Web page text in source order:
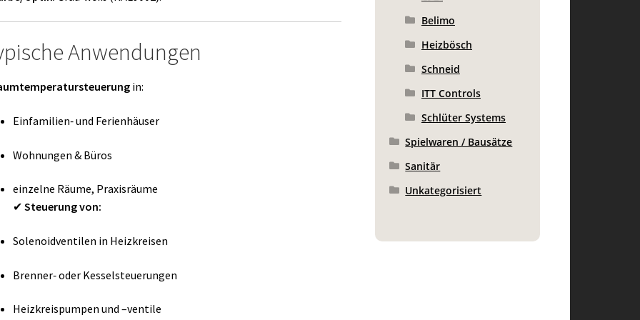
Anwendungen
in:
Einfamilien‑ und Ferienhäuser
Wohnungen & Büros
einzelne Räume, Praxisräume
✔ Steuerung von:
Solenoidventilen in Heizkreisen
Brenner‑ oder Kesselsteuerungen
Heizkreispumpen und –ventile
Belimo
Heizbösch
Schneid
ITT Controls
Schlüter Systems
Spielwaren / Bausätze
Sanitär
Unkategorisiert